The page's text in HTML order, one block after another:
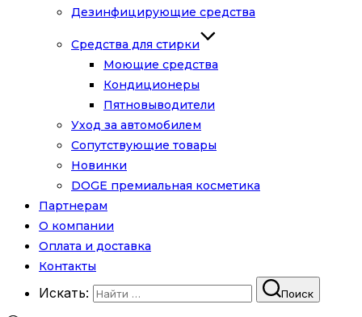
Дезинфицирующие средства
Средства для стирки
Моющие средства
Кондиционеры
Пятновыводители
Уход за автомобилем
Сопутствующие товары
Новинки
DOGE премиальная косметика
Партнерам
О компании
Оплата и доставка
Контакты
Искать: Поиск